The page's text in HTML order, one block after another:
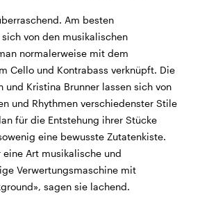
Uhr
geschlossen
geschlossen
bis 1.8. findet ihr unsere Bar ab 18
wieder im Haus und freuen uns
Am besten
von den musikalischen
normalerweise mit dem
Cello und Kontrabass verknüpft. Die
und Kristina Brunner lassen sich von
und Rhythmen verschiedenster Stile
für die Entstehung ihrer Stücke
eine bewusste Zutatenkiste.
Art musikalische und
Verwertungsmaschine mit
sagen sie lachend.